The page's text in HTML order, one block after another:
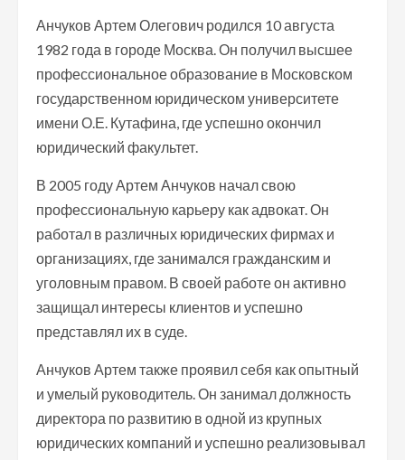
Анчуков Артем Олегович родился 10 августа
1982 года в городе Москва. Он получил высшее
профессиональное образование в Московском
государственном юридическом университете
имени О.Е. Кутафина, где успешно окончил
юридический факультет.
В 2005 году Артем Анчуков начал свою
профессиональную карьеру как адвокат. Он
работал в различных юридических фирмах и
организациях, где занимался гражданским и
уголовным правом. В своей работе он активно
защищал интересы клиентов и успешно
представлял их в суде.
Анчуков Артем также проявил себя как опытный
и умелый руководитель. Он занимал должность
директора по развитию в одной из крупных
юридических компаний и успешно реализовывал